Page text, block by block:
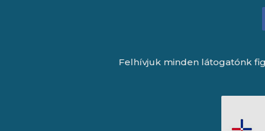
Felhívjuk minden látogatónk